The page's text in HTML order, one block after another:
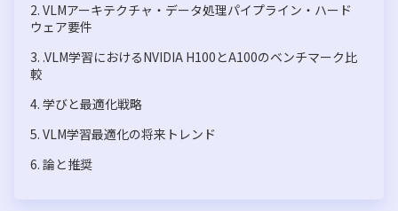
2. VLMアーキテクチャ・データ処理パイプライン・ハード
ウェア要件
3. .VLM学習におけるNVIDIA H100とA100のベンチマーク比
較
4. 学びと最適化戦略
5. VLM学習最適化の将来トレンド
6. 論と推奨